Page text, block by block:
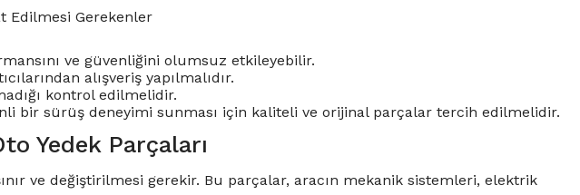
Edilmesi Gerekenler
ve güvenliğini olumsuz etkileyebilir.
alışveriş yapılmalıdır.
kontrol edilmelidir.
bir sürüş deneyimi sunması için kaliteli ve orijinal parçalar tercih edilmelidir.
Yedek Parçaları
ve değiştirilmesi gerekir. Bu parçalar, aracın mekanik sistemleri, elektrik